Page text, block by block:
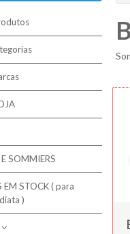
SOMMIERS
EM STOCK ( para
)